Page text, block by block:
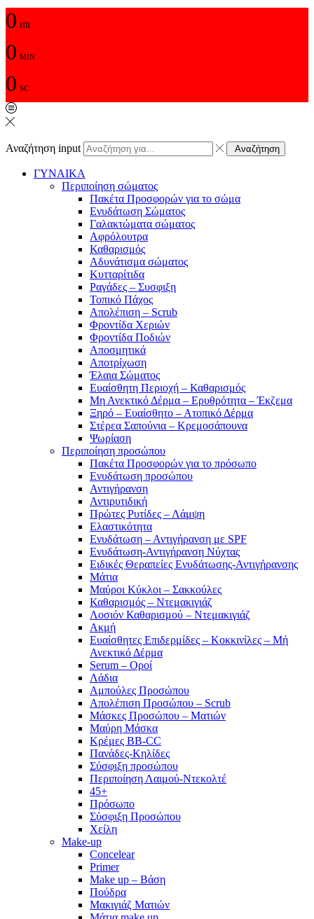
0 HR
0 MIN
0 SC
Αναζήτηση input Αναζήτηση
ΓΥΝΑΙΚΑ
Περιποίηση σώματος
Πακέτα Προσφορών για το σώμα
Ενυδάτωση Σώματος
Γαλακτώματα σώματος
Αφρόλουτρα
Καθαρισμός
Αδυνάτισμα σώματος
Κυτταρίτιδα
Ραγάδες – Συσφιξη
Τοπικό Πάχος
Απολέπιση – Scrub
Φροντίδα Χεριών
Φροντίδα Ποδιών
Αποσμητικά
Αποτρίχωση
Έλαια Σώματος
Ευαίσθητη Περιοχή – Καθαρισμός
Μη Ανεκτικό Δέρμα – Ερυθρότητα – Έκζεμα
Ξηρό – Ευαίσθητο – Ατοπικό Δέρμα
Στέρεα Σαπούνια – Κρεμοσάπουνα
Ψωρίαση
Περιποίηση προσώπου
Πακέτα Προσφορών για το πρόσωπο
Ενυδάτωση προσώπου
Αντιγήρανση
Αντιρυτιδική
Πρώτες Ρυτίδες – Λάμψη
Ελαστικότητα
Ενυδάτωση – Αντιγήρανση με SPF
Ενυδάτωση-Αντιγήρανση Νύχτας
Ειδικές Θεραπείες Ενυδάτωσης-Αντιγήρανσης
Μάτια
Μαύροι Κύκλοι – Σακκούλες
Καθαρισμός – Ντεμακιγιάζ
Λοσιόν Καθαρισμού – Ντεμακιγιάζ
Ακμή
Ευαίσθητες Επιδερμίδες – Κοκκινίλες – Μή
Ανεκτικό Δέρμα
Serum – Οροί
Λάδια
Αμπούλες Προσώπου
Απολέπιση Προσώπου – Scrub
Μάσκες Προσώπου – Ματιών
Μαύρη Μάσκα
Κρέμες BB-CC
Πανάδες-Κηλίδες
Σύσφιξη προσώπου
Περιποίηση Λαιμού-Ντεκολτέ
45+
Πρόσωπο
Σύσφιξη Προσώπου
Χείλη
Make-up
Concelear
Primer
Make up – Βάση
Πούδρα
Μακιγιάζ Ματιών